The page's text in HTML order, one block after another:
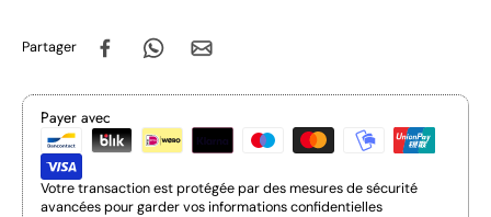
Partager
Payer avec
Votre transaction est protégée par des mesures de sécurité
avancées pour garder vos informations confidentielles